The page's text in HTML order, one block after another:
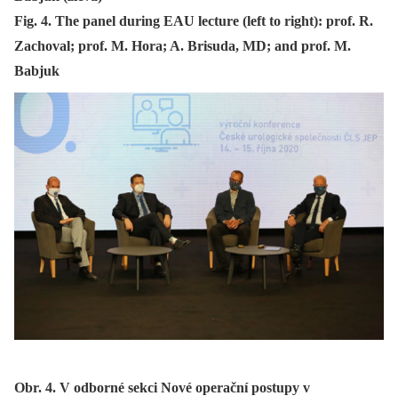
Fig. 4. The panel during EAU lecture (left to right): prof. R.
Zachoval; prof. M. Hora; A. Brisuda, MD; and prof. M.
Babjuk
Obr. 4. V odborné sekci Nové operační postupy v